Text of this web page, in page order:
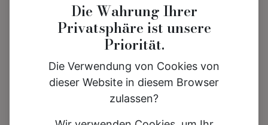
Die Wahrung Ihrer
Privatsphäre ist unsere
Priorität.
Die Verwendung von Cookies von
dieser Website in diesem Browser
zulassen?